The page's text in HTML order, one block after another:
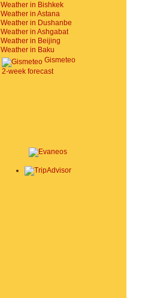
Weather in Bishkek
Weather in Astana
Weather in Dushanbe
Weather in Ashgabat
Weather in Beijing
Weather in Baku
Gismeteo
2-week forecast